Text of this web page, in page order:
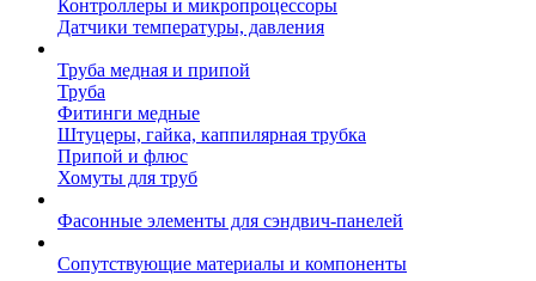
Контроллеры и микропроцессоры
Датчики температуры, давления
Труба медная и припой
Труба
Фитинги медные
Штуцеры, гайка, каппилярная трубка
Припой и флюс
Хомуты для труб
Фасонные элементы для сэндвич-панелей
Сопутствующие материалы и компоненты